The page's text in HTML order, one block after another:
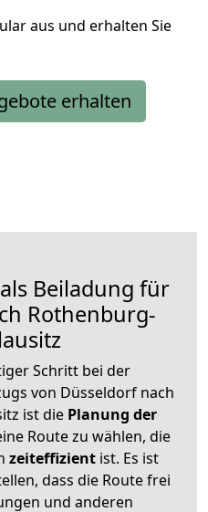
aus und erhalten Sie
erhalten
Beiladung für
Rothenburg-
Schritt bei der
von Düsseldorf nach
ist die Planung der
Route zu wählen, die
zeiteffizientist. Es ist
dass die Route frei
und anderen